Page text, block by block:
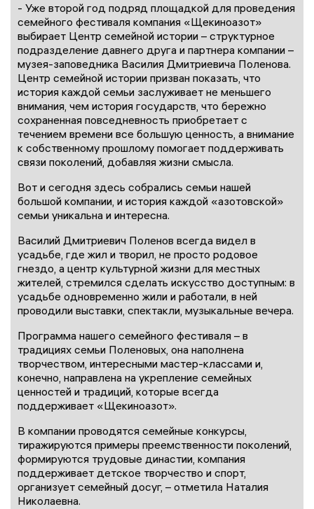
- Уже второй год подряд площадкой для проведения
семейного фестиваля компания «Щекиноазот»
выбирает Центр семейной истории – структурное
подразделение давнего друга и партнера компании –
музея-заповедника Василия Дмитриевича Поленова.
Центр семейной истории призван показать, что
история каждой семьи заслуживает не меньшего
внимания, чем история государств, что бережно
сохраненная повседневность приобретает с
течением времени все большую ценность, а внимание
к собственному прошлому помогает поддерживать
связи поколений, добавляя жизни смысла.
Вот и сегодня здесь собрались семьи нашей
большой компании, и история каждой «азотовской»
семьи уникальна и интересна.
Василий Дмитриевич Поленов всегда видел в
усадьбе, где жил и творил, не просто родовое
гнездо, а центр культурной жизни для местных
жителей, стремился сделать искусство доступным: в
усадьбе одновременно жили и работали, в ней
проводили выставки, спектакли, музыкальные вечера.
Программа нашего семейного фестиваля – в
традициях семьи Поленовых, она наполнена
творчеством, интересными мастер-классами и,
конечно, направлена на укрепление семейных
ценностей и традиций, которые всегда
поддерживает «Щекиноазот».
В компании проводятся семейные конкурсы,
тиражируются примеры преемственности поколений,
формируются трудовые династии, компания
поддерживает детское творчество и спорт,
организует семейный досуг, – отметила Наталия
Николаевна.